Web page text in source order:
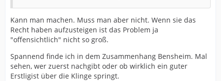
Kann man machen. Muss man aber nicht. Wenn sie das
Recht haben aufzusteigen ist das Problem ja
"offensichtlich" nicht so groß.
Spannend finde ich in dem Zusammenhang Bensheim. Mal
sehen, wer zuerst nachgibt oder ob wirklich ein guter
Erstligist über die Klinge springt.